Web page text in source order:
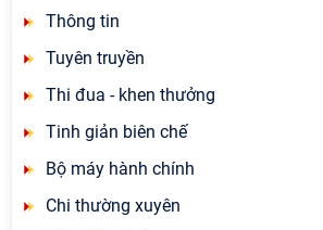
Thông tin
Tuyên truyền
Thi đua - khen thưởng
Tinh giản biên chế
Bộ máy hành chính
Chi thường xuyên